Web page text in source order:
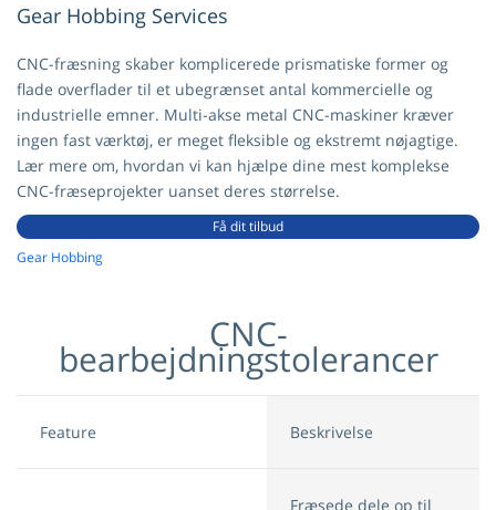
Gear Hobbing Services
CNC-fræsning skaber komplicerede prismatiske former og
flade overflader til et ubegrænset antal kommercielle og
industrielle emner. Multi-akse metal CNC-maskiner kræver
ingen fast værktøj, er meget fleksible og ekstremt nøjagtige.
Lær mere om, hvordan vi kan hjælpe dine mest komplekse
CNC-fræseprojekter uanset deres størrelse.
Få dit tilbud
Gear Hobbing
CNC-
bearbejdningstolerancer
Feature Beskrivelse
Fræsede dele op til